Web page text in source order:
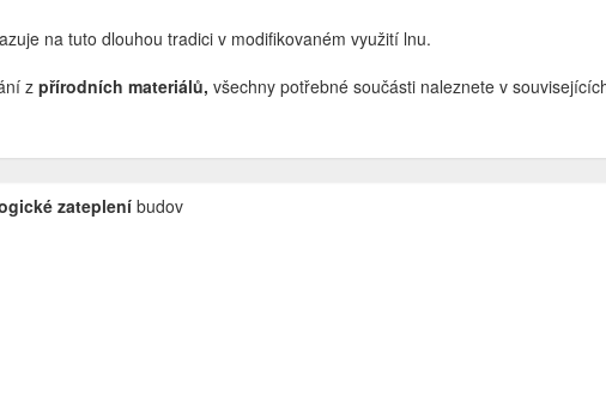
na tuto dlouhou tradici v modifikovaném využití lnu.
z přírodních materiálů, všechny potřebné součásti naleznete v
zatepleníbudov